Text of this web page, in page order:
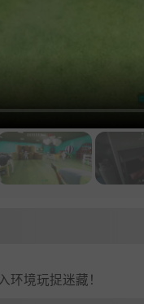
境玩捉迷藏！